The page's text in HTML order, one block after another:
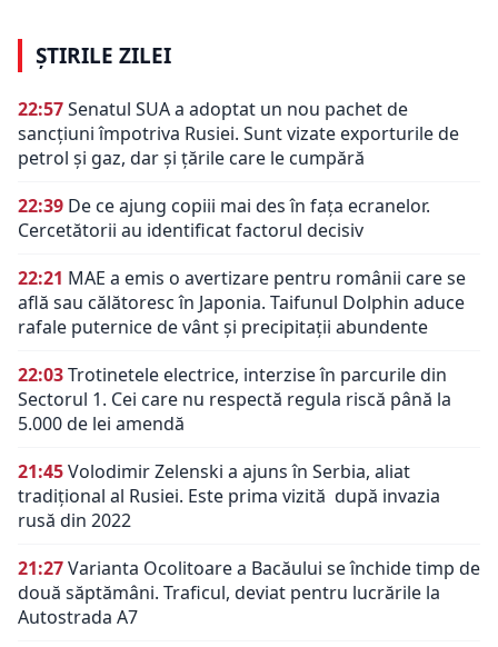
ȘTIRILE ZILEI
22:57Senatul SUA a adoptat un nou pachet de
sancțiuni împotriva Rusiei. Sunt vizate exporturile de
petrol și gaz, dar și țările care le cumpără
22:39 De ce ajung copiii mai des în fața ecranelor.
Cercetătorii au identificat factorul decisiv
22:21 MAE a emis o avertizare pentru românii care se
află sau călătoresc în Japonia. Taifunul Dolphin aduce
rafale puternice de vânt și precipitații abundente
22:03Trotinetele electrice, interzise în parcurile din
Sectorul 1. Cei care nu respectă regula riscă până la
5.000 de lei amendă
21:45Volodimir Zelenski a ajuns în Serbia, aliat
tradiţional al Rusiei. Este prima vizită după invazia
rusă din 2022
21:27Varianta Ocolitoare a Bacăului se închide timp de
două săptămâni. Traficul, deviat pentru lucrările la
Autostrada A7